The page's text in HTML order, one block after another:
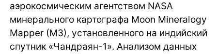
аэрокосмическим агентством NASA
минерального картографа Moon Mineralogy
Mapper (M3), установленного на индийский
спутник «Чандраян-1». Анализом данных